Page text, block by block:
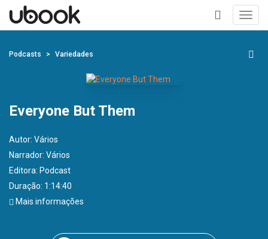
+
Podcasts Variedades
Everyone But Them
Autor: Vários
Narrador: Vários
Editora: Podcast
Duração: 1:14:40
Mais informações